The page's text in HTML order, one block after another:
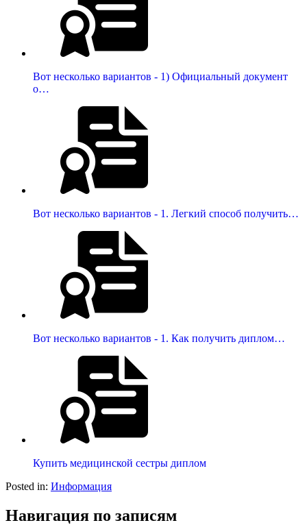
Вот несколько вариантов - 1) Официальный документ
о…
Вот несколько вариантов - 1. Легкий способ получить…
Вот несколько вариантов - 1. Как получить диплом…
Купить медицинской сестры диплом
Posted in: Информация
Навигация по записям